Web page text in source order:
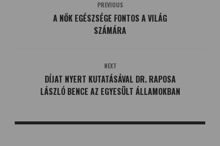
PREVIOUS
A NŐK EGÉSZSÉGE FONTOS A VILÁG
SZÁMÁRA
NEXT
DÍJAT NYERT KUTATÁSÁVAL DR. RAPOSA
LÁSZLÓ BENCE AZ EGYESÜLT ÁLLAMOKBAN